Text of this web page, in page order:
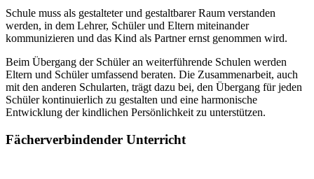
Schule muss als gestalteter und gestaltbarer Raum verstanden
werden, in dem Lehrer, Schüler und Eltern miteinander
kommunizieren und das Kind als Partner ernst genommen wird.
Beim Übergang der Schüler an weiterführende Schulen werden
Eltern und Schüler umfassend beraten. Die Zusammenarbeit, auch
mit den anderen Schularten, trägt dazu bei, den Übergang für jeden
Schüler kontinuierlich zu gestalten und eine harmonische
Entwicklung der kindlichen Persönlichkeit zu unterstützen.
Fächerverbindender Unterricht